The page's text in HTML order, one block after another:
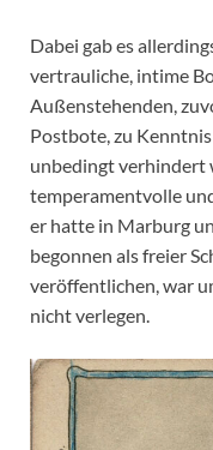
Dabei gab es
vertrauliche, intime
Außenstehenden,
Postbote, zu
unbedingt verhindert
temperamentvolle
er hatte in Marburg
begonnen als freier
veröffentlichen, war
nicht verlegen.